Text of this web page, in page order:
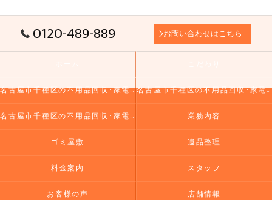
0120-489-889 お問い合わせはこちら
名古屋市千種区の不用品回収･家電リユース市場の口コミ情報 名古屋市千種区の不用品回収･家電リユース市場の評判
名古屋市千種区の不用品回収･家電リユース市場のお客様の声 業務内容
ゴミ屋敷 遺品整理
料金案内 スタッフ
お客様の声 店舗情報